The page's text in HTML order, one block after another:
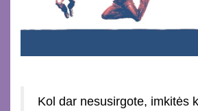
Kol dar nesusirgote, imkitės